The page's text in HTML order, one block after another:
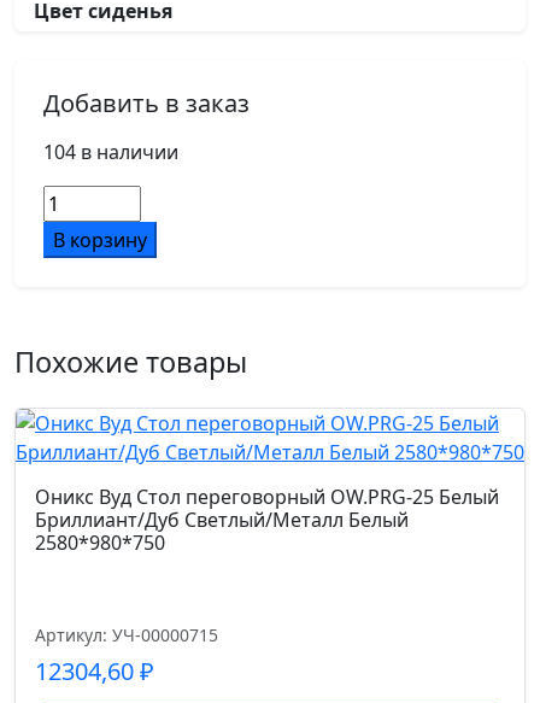
Цвет сиденья
Основание кресла
пятилучье, d680, черный нейлон
Подлокотники
черный пластик 4D
d60
Механизм
Donati с клавишным слайдером, фиксация в 4
положениях
Газпатрон мм.
Страна производства
Китай
Добавить в заказ
104 в наличии
Количество
товара
Кресло
Черный
пластик/
Серый
В корзину
Похожие товары
Оникс Вуд Стол переговорный OW.PRG-25 Белый
Бриллиант/Дуб Светлый/Металл Белый
2580*980*750
Артикул: УЧ-00000715
12304,60₽